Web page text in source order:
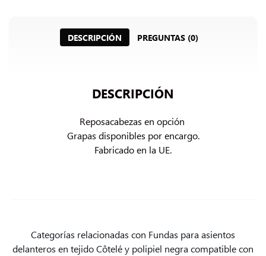
DESCRIPCIÓN PREGUNTAS (0)
DESCRIPCIÓN
Reposacabezas en opción
Grapas disponibles por encargo.
Fabricado en la UE.
Categorías relacionadas con Fundas para asientos
delanteros en tejido Côtelé y polipiel negra compatible con